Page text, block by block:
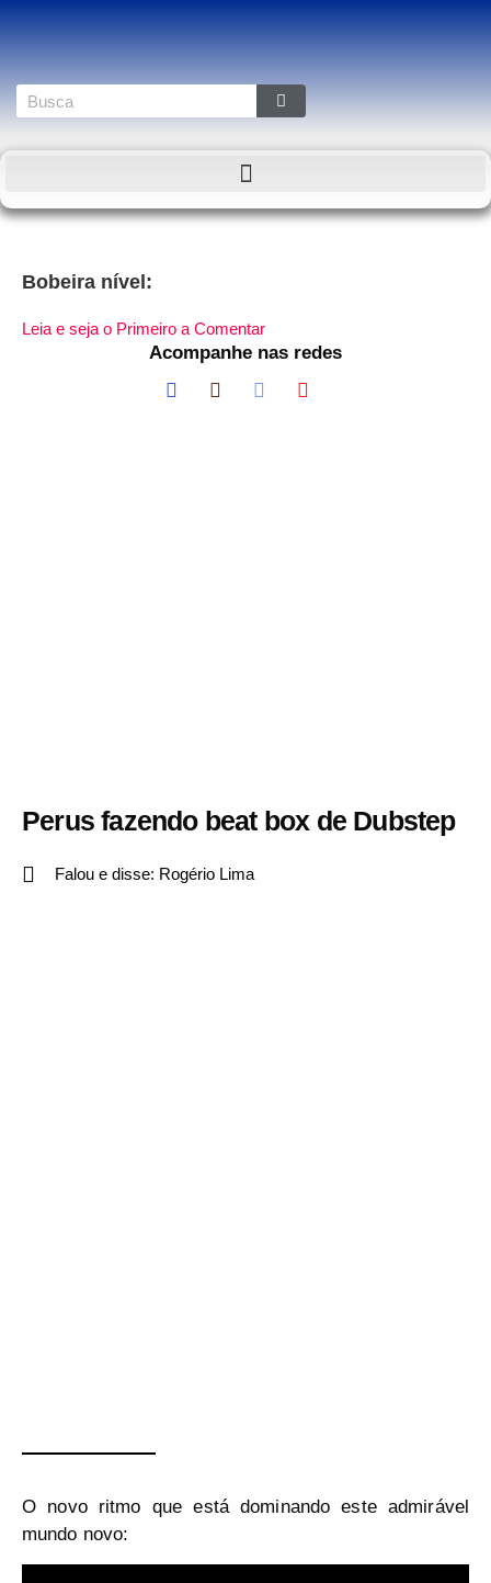
Bobeira nível:
Leia e seja o Primeiro a Comentar
Acompanhe nas redes
Perus fazendo beat box de Dubstep
Falou e disse: Rogério Lima
O novo ritmo que está dominando este admirável
mundo novo: